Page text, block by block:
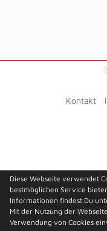
Kontakt
Diese Webseite verwendet
bestmöglichen Service
Informationen findest Du
Mit der Nutzung der
Verwendung von Cookies